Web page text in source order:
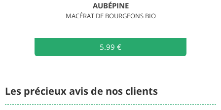
AUBÉPINE
MACÉRAT DE BOURGEONS BIO
5.99 €
Les précieux avis de nos clients